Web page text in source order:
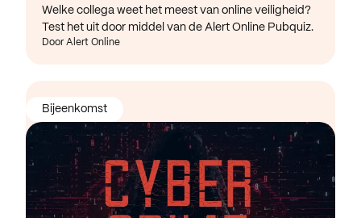
Welke collega weet het meest van online veiligheid?
Test het uit door middel van de Alert Online Pubquiz.
Door Alert Online
Bijeenkomst